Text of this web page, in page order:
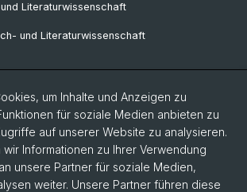
Literaturwissenschaft
und Literaturwissenschaft
um Inhalte und Anzeigen zu
für soziale Medien anbieten zu
auf unserer Website zu analysieren.
Informationen zu Ihrer Verwendung
unsere Partner für soziale Medien,
weiter. Unsere Partner führen diese